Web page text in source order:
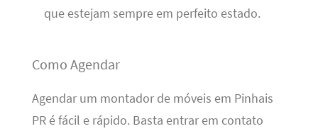
que estejam sempre em perfeito estado.
Como Agendar
Agendar um montador de móveis em Pinhais
PR é fácil e rápido. Basta entrar em contato